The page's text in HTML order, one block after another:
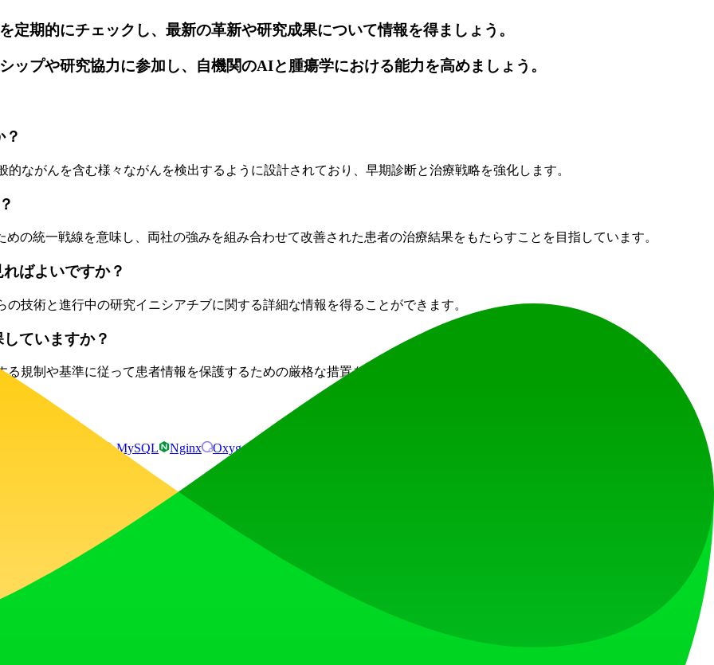
期的にチェックし、最新の革新や研究成果について情報を得ましょう。
プや研究協力に参加し、自機関のAIと腫瘍学における能力を高めましょう。
ながんを含む様々ながんを検出するように設計されており、早期診断と治療戦略を強化します。
の統一戦線を意味し、両社の強みを組み合わせて改善された患者の治療結果をもたらすことを目指しています。
ばよいですか？
技術と進行中の研究イニシアチブに関する詳細な情報を得ることができます。
ていますか？
規制や基準に従って患者情報を保護するための厳格な措置を講じています。
MySQL Nginx Oxygen
発見され、次なるものを愛するコミュニティと共に勢いを築くためのプロダクトローンチプラットフォームです。